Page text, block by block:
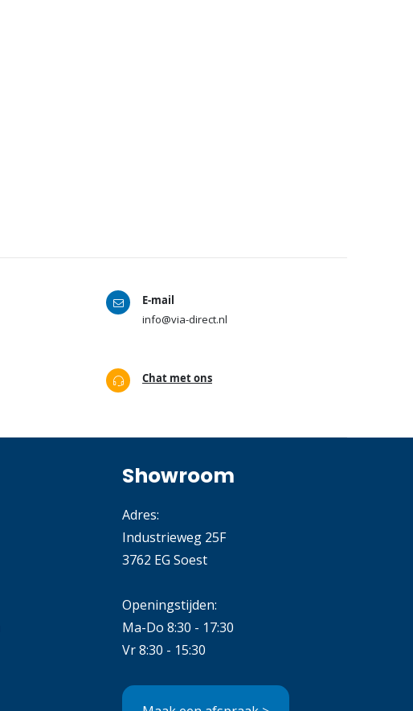
E-mail
info@via-direct.nl
Chat met ons
Showroom
Adres:
Industrieweg 25F
3762 EG Soest
Openingstijden:
Ma-Do 8:30 - 17:30
Vr 8:30 - 15:30